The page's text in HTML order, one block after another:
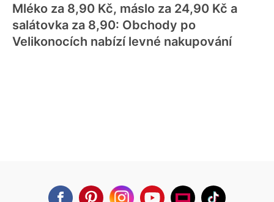
Mléko za 8,90 Kč, máslo za 24,90 Kč a
salátovka za 8,90: Obchody po
Velikonocích nabízí levné nakupování